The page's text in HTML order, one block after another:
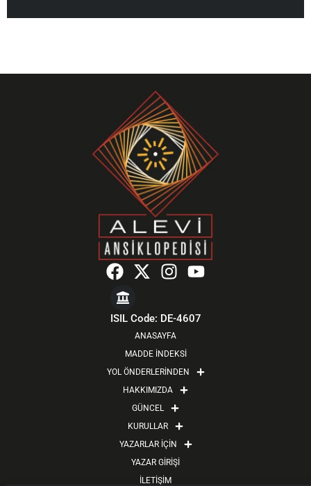
F
a
c
e
o
X
w
i
t
t
e
r
I
n
t
a
g
r
a
m
Y
t
e
ISIL Code: DE-4607
ANASAYFA
MADDE İNDEKSİ
YOL ÖNDERLERİNDEN
HAKKIMIZDA
GÜNCEL
KURULLAR
YAZARLAR İÇİN
YAZAR GİRİŞİ
İLETİŞİM